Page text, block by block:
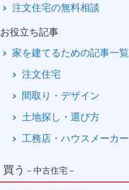
注文住宅の無料相談
お役立ち記事
家を建てるための記事一覧
注文住宅
間取り・デザイン
土地探し・選び方
工務店・ハウスメーカー
買う －中古住宅－